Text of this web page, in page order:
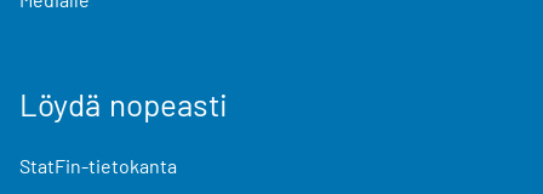
Löydä nopeasti
StatFin-tietokanta